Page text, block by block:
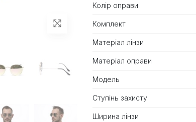
Колір оправи
Комплект
Матеріал лінзи
Матеріал оправи
Модель
Ступінь захисту
Ширина лінзи